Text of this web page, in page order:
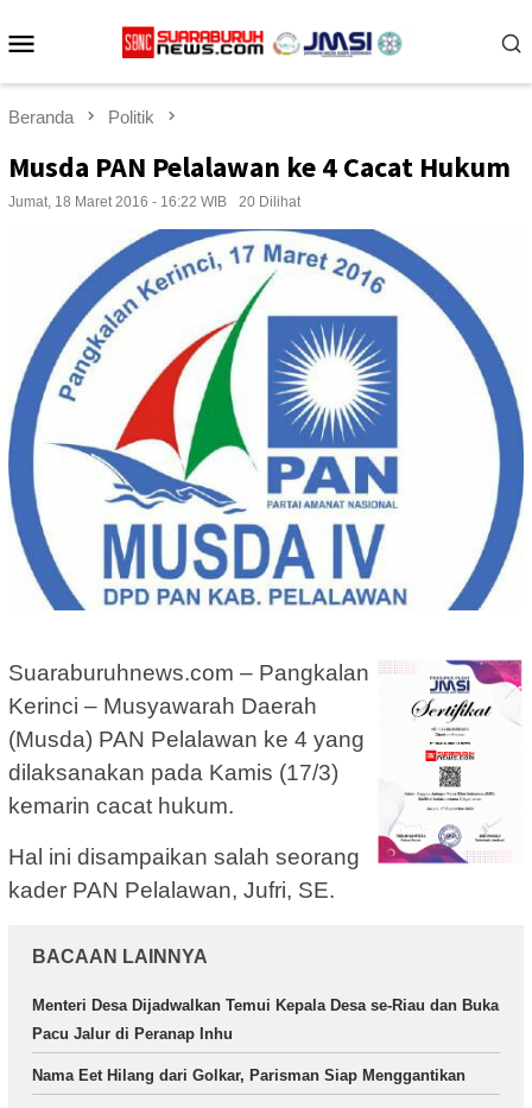
ke
Beranda Politik
Musda PAN Pelalawan ke 4 Cacat Hukum
Jumat, 18 Maret 2016 - 16:22 WIB 20 Dilihat
Suaraburuhnews.com – Pangkalan
Kerinci – Musyawarah Daerah
(Musda) PAN Pelalawan ke 4 yang
dilaksanakan pada Kamis (17/3)
kemarin cacat hukum.
Hal ini disampaikan salah seorang
kader PAN Pelalawan, Jufri, SE.
BACAAN LAINNYA
Menteri Desa Dijadwalkan Temui Kepala Desa se-Riau dan Buka
Pacu Jalur di Peranap Inhu
Nama Eet Hilang dari Golkar, Parisman Siap Menggantikan